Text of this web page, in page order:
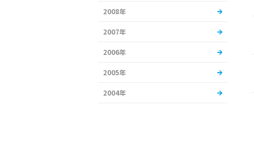
2008年
2007年
2006年
2005年
2004年